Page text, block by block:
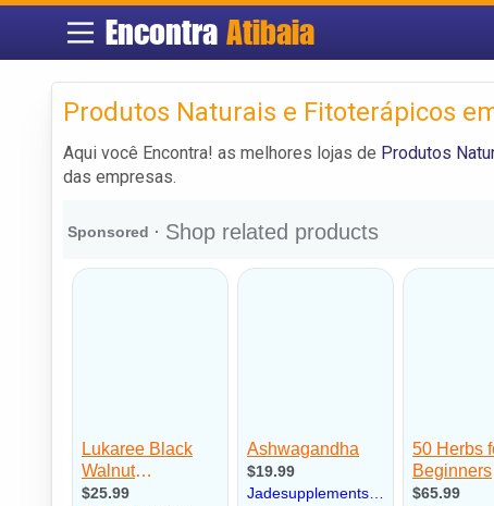
EncontraAtibaia
Produtos Naturais e Fitoterápicos
Aqui você Encontra! as melhores lojas de Produtos
das empresas.